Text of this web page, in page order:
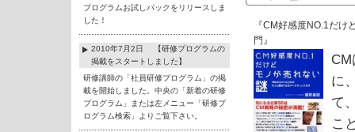
プログラムお試しパックをリリースしま
した！
2010年7月2日 【研修プログラムの
掲載をスタートしました】
研修講師の「社員研修プログラム」の掲
載を開始しました。中央の「新着の研修
プログラム」または左メニュー「研修プ
ログラム検索」よりご覧下さい。
『CM好感度NO.1だ
門』
に
て
こ